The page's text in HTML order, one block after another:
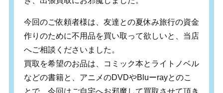
今回のご依頼者様は、友達との夏休み旅行の資金
作りのために不用品を買い取って欲しいと、当店
へご相談くださいました。
買取を希望のお品は、コミック本とライトノベル
などの書籍と、アニメのDVDやBluーrayとのこ
とで、今回はご自宅へお邪魔して買取させて頂き